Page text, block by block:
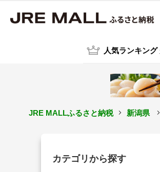
人気ランキング
JRE MALLふるさと納税 新潟県
カテゴリから探す